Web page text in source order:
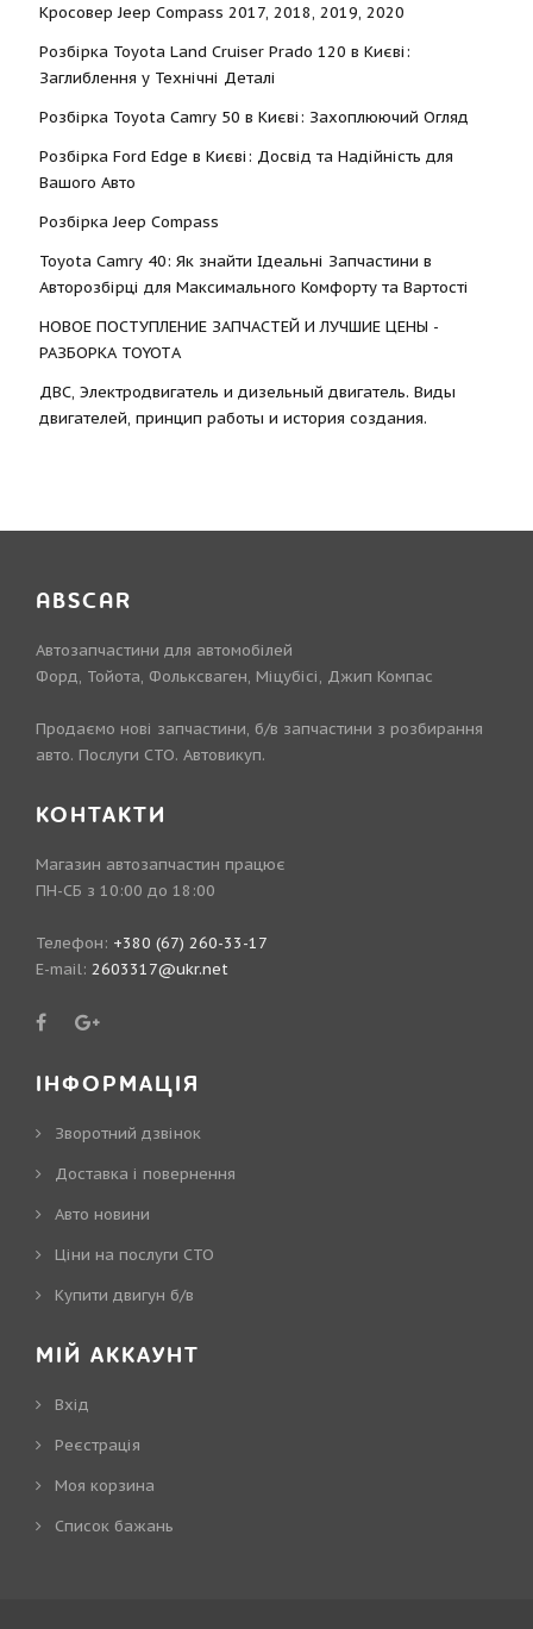
Кросовер Jeep Compass 2017, 2018, 2019, 2020
Розбірка Toyota Land Cruiser Prado 120 в Києві:
Заглиблення у Технічні Деталі
Розбірка Toyota Camry 50 в Києві: Захоплюючий Огляд
Розбірка Ford Edge в Києві: Досвід та Надійність для
Вашого Авто
Розбірка Jeep Compass
Toyota Camry 40: Як знайти Ідеальні Запчастини в
Авторозбірці для Максимального Комфорту та Вартості
НОВОЕ ПОСТУПЛЕНИЕ ЗАПЧАСТЕЙ И ЛУЧШИЕ ЦЕНЫ -
РАЗБОРКА TOYOTА
ДВС, Электродвигатель и дизельный двигатель. Виды
двигателей, принцип работы и история создания.
ABSCAR
Автозапчастини для автомобілей
Форд, Тойота, Фольксваген, Міцубісі, Джип Компас
Продаємо нові запчастини, б/в запчастини з розбирання
авто. Послуги СТО. Автовикуп.
КОНТАКТИ
Магазин автозапчастин працює
ПН-СБ з 10:00 до 18:00
Телефон: +380 (67) 260-33-17
E-mail: 2603317@ukr.net
ІНФОРМАЦІЯ
Зворотний дзвінок
Доставка і повернення
Авто новини
Ціни на послуги СТО
Купити двигун б/в
МІЙ АККАУНТ
Вхід
Реєстрація
Моя корзина
Cписок бажань